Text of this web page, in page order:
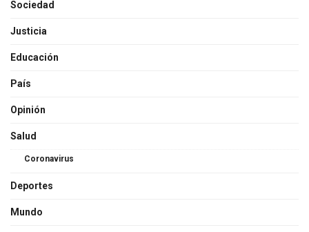
Sociedad
Justicia
Educación
País
Opinión
Salud
Coronavirus
Deportes
Mundo